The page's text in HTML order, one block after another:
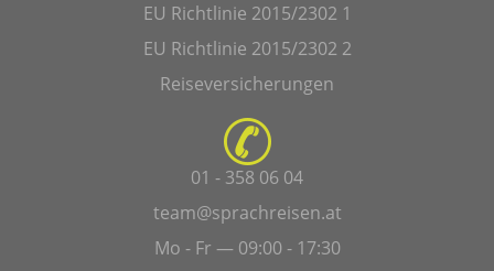
EU Richtlinie 2015/2302 1
EU Richtlinie 2015/2302 2
Reiseversicherungen
01 - 358 06 04
team@sprachreisen.at
Mo - Fr — 09:00 - 17:30